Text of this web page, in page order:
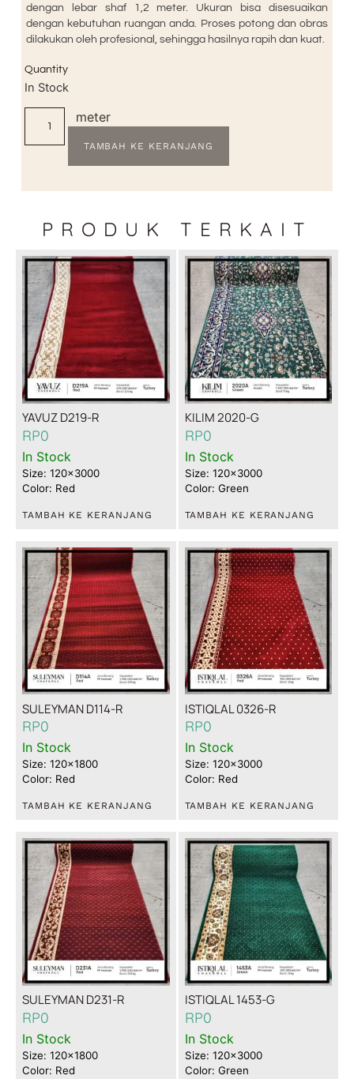
dengan lebar shaf 1,2 meter. Ukuran bisa disesuaikan
dengan kebutuhan ruangan anda. Proses potong dan obras
dilakukan oleh profesional, sehingga hasilnya rapih dan kuat.
Quantity
In Stock
meter
TAMBAH KE KERANJANG
PRODUK TERKAIT
YAVUZ D219-R
RP0
In Stock
Size: 120x3000
Color: Red
TAMBAH KE KERANJANG
KILIM 2020-G
RP0
In Stock
Size: 120x3000
Color: Green
TAMBAH KE KERANJANG
SULEYMAN D114-R
RP0
In Stock
Size: 120x1800
Color: Red
TAMBAH KE KERANJANG
ISTIQLAL 0326-R
RP0
In Stock
Size: 120x3000
Color: Red
TAMBAH KE KERANJANG
SULEYMAN D231-R
RP0
In Stock
Size: 120x1800
Color: Red
ISTIQLAL 1453-G
RP0
In Stock
Size: 120x3000
Color: Green